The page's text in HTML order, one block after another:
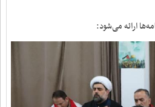
ارائه می‌شود: